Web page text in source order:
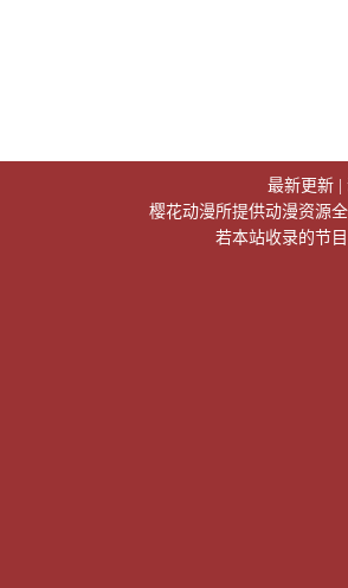
最新更新
樱花动漫所提供动漫资源
若本站收录的节